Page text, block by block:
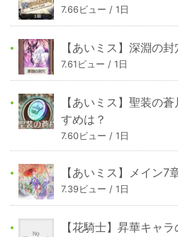
7.66ビュー / 1日
【あいミス】深淵の封
7.61ビュー / 1日
【あいミス】聖装の
すめは？
7.60ビュー / 1日
【あいミス】メイン7
7.39ビュー / 1日
【花騎士】昇華キャラ